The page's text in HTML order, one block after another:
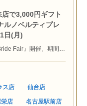
で3,000円ギフト
ルノベルティプレ
日(月)
Fair』開催。期間中
ゼント！※初めてご
併用は致しかねます※
定※数量限定なくなり
ス店 仙台店
店 名古屋駅前店